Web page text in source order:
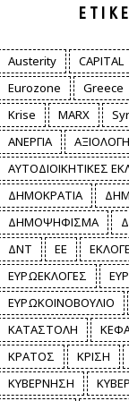
Austerity CAPITAL
Eurozone
Greece
Krise
MARX
ΑΝΕΡΓΙΑ
ΑΥΤΟΔΙΟΙΚΗΤΙΚΕΣ
ΔΗΜΟΚΡΑΤΙΑ
ΔΗΜΟΨΗΦΙΣΜΑ
ΔΝΤ
ΕΕ
ΕΥΡΩΕΚΛΟΓΕΣ
ΕΥΡΩΚΟΙΝΟΒΟΥΛΙΟ
ΚΑΤΑΣΤΟΛΗ
ΚΡΑΤΟΣ
ΚΡΙΣΗ
ΚΥΒΕΡΝΗΣΗ